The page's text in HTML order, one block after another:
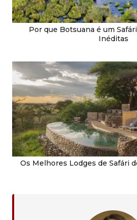
Por que Botsuana é um
Inéditas
Os Melhores Lodges de Safári